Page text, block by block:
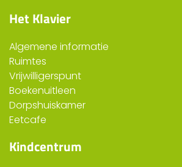
Het Klavier
Algemene informatie
Ruimtes
Vrijwilligerspunt
Boekenuitleen
Dorpshuiskamer
Eetcafe
Kindcentrum